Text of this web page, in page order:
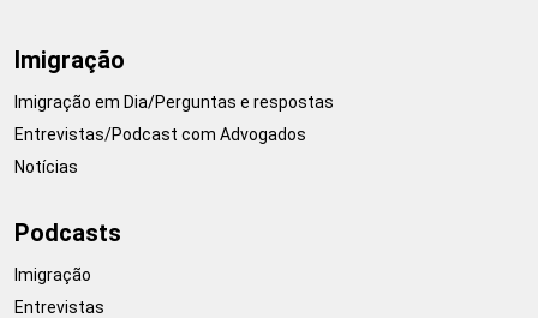
Imigração
Imigração em Dia/Perguntas e respostas
Entrevistas/Podcast com Advogados
Notícias
Podcasts
Imigração
Entrevistas